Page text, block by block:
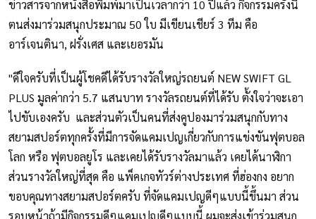
ข่าวสารจากหนังสือพิมพ์มาเป็นเวลากว่า 10 ปีแล้ว กิจกรรมครั้งนี้
ตนส่งมาร่วมสนุกประมาณ 50 ใบ มีเขียนเชียร์ 3 ทีม คือ
อาร์เจนตินา, ฝรั่งเศส และเยอรมัน
"ดีใจครับที่เป็นผู้โชคดีได้รับรางวัลใหญ่รถยนต์ NEW SWIFT GL
PLUS มูลค่ากว่า 5.7 แสนบาท รางวัลรถยนต์ที่ได้รับ ตั้งใจว่าจะเอา
ไปขับเองครับ และส่วนตัวเป็นคนที่ส่งคูปองมาร่วมสนุกกับทาง
สยามสปอร์ตทุกครั้งที่มีการจัดแคมเปญเกี่ยวกับการแข่งขันฟุตบอล
โลก หรือ ฟุตบอลยูโร และเคยได้รับรางวัลมาแล้ว เคยได้นาฬิกา
ส่วนรางวัลใหญ่ที่สุด คือ แพ็คเกจทัวร์ต่างประเทศ ที่ฮ่องกง อยาก
ขอบคุณทางสยามสปอร์ตครับ ที่จัดแคมเปญดีๆแบบนี้ขึ้นมา ส่วน
รอบหน้าถ้ามีกิจกรรมดีๆแคมเปญดีๆแบบนี้ ผมจะส่งเข้าร่วมสนุก